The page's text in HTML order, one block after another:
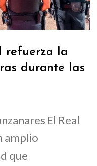
refuerza la
durante las
El Real
amplio
que